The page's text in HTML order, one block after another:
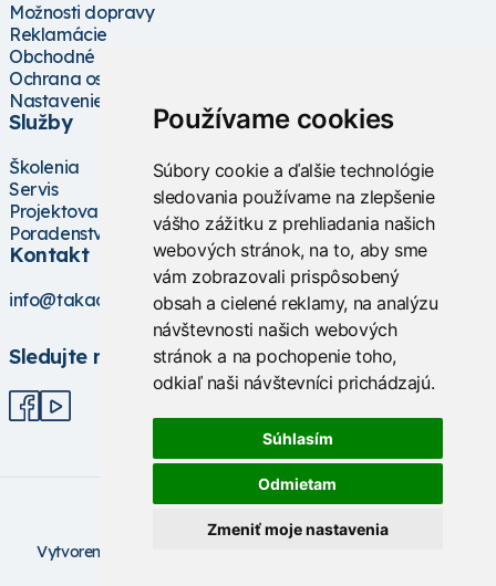
Používame cookies
Súbory cookie a ďalšie technológie
sledovania používame na zlepšenie
vášho zážitku z prehliadania našich
webových stránok, na to, aby sme
vám zobrazovali prispôsobený
obsah a cielené reklamy, na analýzu
návštevnosti našich webových
stránok a na pochopenie toho,
odkiaľ naši návštevníci prichádzajú.
Súhlasím
Odmietam
Zmeniť moje nastavenia
Možnosti dopravy
Reklamácie
Obchodné podmienky
Ochrana osobných údajov
Nastavenie cookies
Služby
Školenia
Servis
Projektovanie
Poradenstvo
Kontakt
info@takacs.sk
Sledujte nás
Vytvorené na technológii BarIS .NET